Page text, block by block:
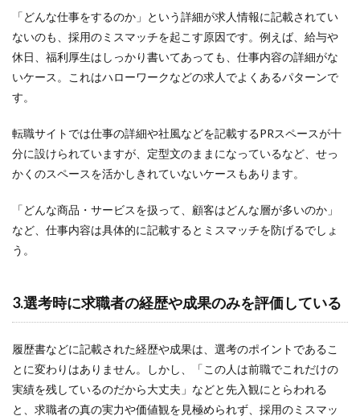
「どんな仕事をするのか」という詳細が求人情報に記載されてい
ないのも、採用のミスマッチを起こす原因です。例えば、給与や
休日、福利厚生はしっかり書いてあっても、仕事内容の詳細がな
いケース。これはハローワークなどの求人でよくあるパターンで
す。
転職サイトでは仕事の詳細や社風などを記載するPRスペースが十
分に設けられていますが、定型文のままになっているなど、せっ
かくのスペースを活かしきれていないケースもあります。
「どんな商品・サービスを扱って、顧客はどんな層が多いのか」
など、仕事内容は具体的に記載するとミスマッチを防げるでしょ
う。
3.選考時に求職者の経歴や成果のみを評価している
履歴書などに記載された経歴や成果は、選考のポイントであるこ
とに変わりはありません。しかし、「この人は前職でこれだけの
実績を残しているのだから大丈夫」などと先入観にとらわれる
と、求職者の真の実力や価値観を見極められず、採用のミスマッ